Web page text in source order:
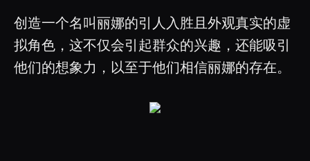
创造一个名叫丽娜的引人入胜且外观真实的虚
拟角色，这不仅会引起群众的兴趣，还能吸引
他们的想象力，以至于他们相信丽娜的存在。